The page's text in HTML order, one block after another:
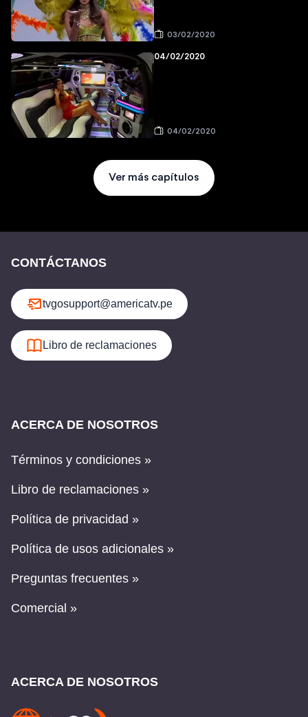
03/02/2020
04/02/2020
04/02/2020
Ver más capítulos
CONTÁCTANOS
tvgosupport@americatv.pe
Libro de reclamaciones
ACERCA DE NOSOTROS
Términos y condiciones »
Libro de reclamaciones »
Política de privacidad »
Política de usos adicionales »
Preguntas frecuentes »
Comercial »
ACERCA DE NOSOTROS